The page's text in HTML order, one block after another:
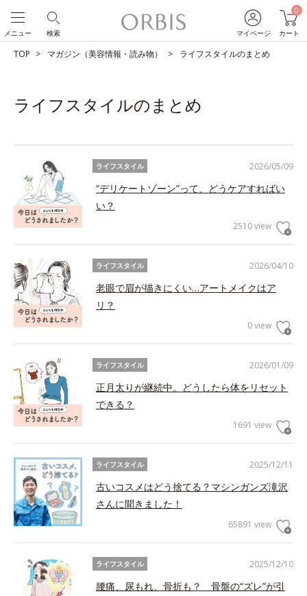
マイページ
0
カート
検索
メニュー
TOP マガジン（美容情報・読み物） ライフスタイルのまとめ
ライフスタイルのまとめ
2026/05/09
ライフスタイル
“デリケートゾーン”って、どうケアすればい
い？
2510 view
2026/04/10
ライフスタイル
老眼で眉が描きにくい…アートメイクはア
リ？
0 view
2026/01/09
ライフスタイル
正月太りが継続中。どうしたら体をリセット
できる？
1691 view
2025/12/11
ライフスタイル
古いコスメはどう捨てる？マシンガンズ滝沢
さんに聞きました！
65891 view
2025/12/10
ライフスタイル
腰痛、尿もれ、骨折も？ 骨盤の“ズレ”が引